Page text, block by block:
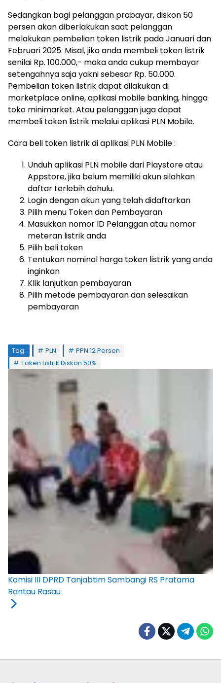
Sedangkan bagi pelanggan prabayar, diskon 50
persen akan diberlakukan saat pelanggan
melakukan pembelian token listrik pada Januari dan
Februari 2025. Misal, jika anda membeli token listrik
senilai Rp. 100.000,- maka anda cukup membayar
setengahnya saja yakni sebesar Rp. 50.000.
Pembelian token listrik dapat dilakukan di
marketplace online, aplikasi mobile banking, hingga
toko minimarket. Atau pelanggan juga dapat
membeli token listrik melalui aplikasi PLN Mobile.
Cara beli token listrik di aplikasi PLN Mobile :
Unduh aplikasi PLN mobile dari Playstore atau
Appstore, jika belum memiliki akun silahkan
daftar terlebih dahulu.
Login dengan akun yang telah didaftarkan
Pilih menu Token dan Pembayaran
Masukkan nomor ID Pelanggan atau nomor
meteran listrik anda
Pilih beli token
Tentukan nominal harga token listrik yang anda
inginkan
Klik lanjutkan pembayaran
Pilih metode pembayaran dan selesaikan
pembayaran
Tag: PLN
PPN 12 Persen
Token Listrik Diskon 50%
Komisi III DPRD Tanjabtim Sambangi RS Pratama
Rantau Rasau